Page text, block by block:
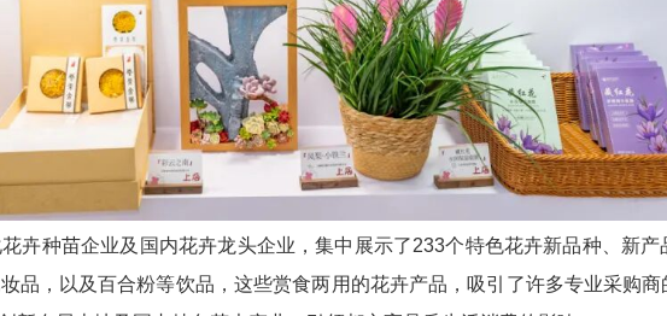
卉种苗企业及国内花卉龙头企业，集中展示了233个特色花卉新品种、新
品，以及百合粉等饮品，这些赏食两用的花卉产品，吸引了许多专业采购